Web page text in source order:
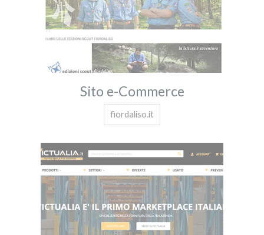
Sito e-Commerce
fiordaliso.it